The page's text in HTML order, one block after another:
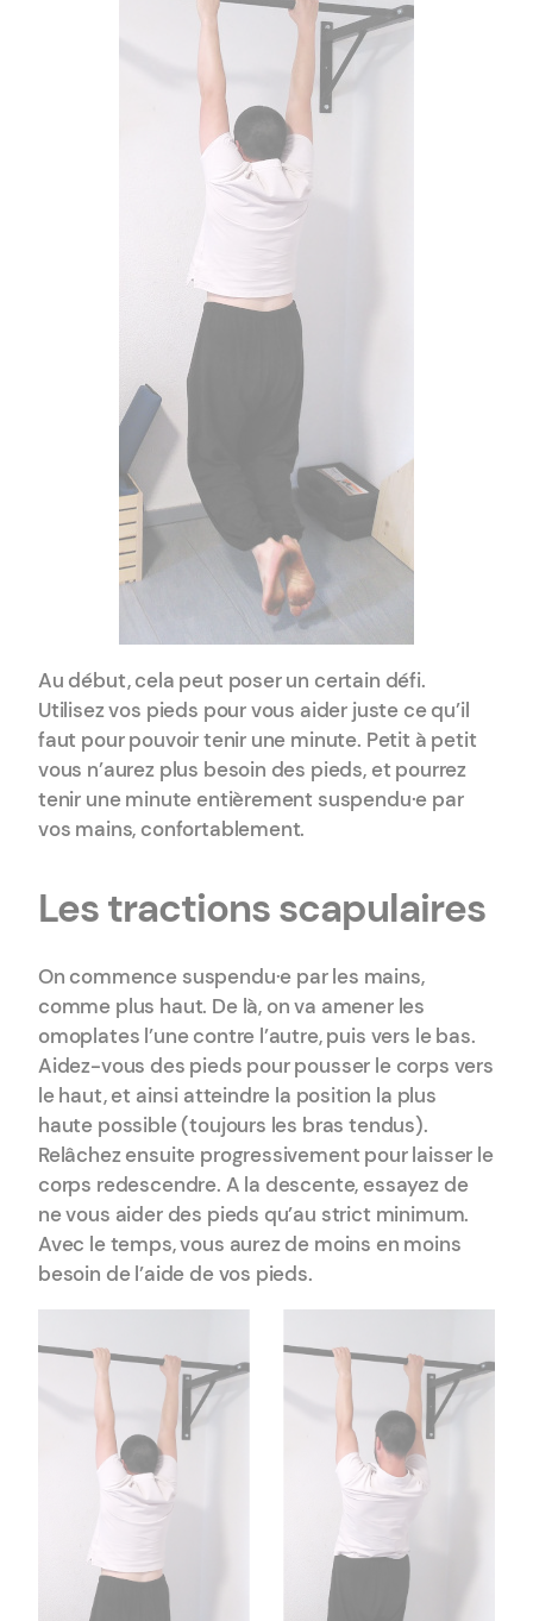
Au début, cela peut poser un certain défi.
Utilisez vos pieds pour vous aider juste ce qu’il
faut pour pouvoir tenir une minute. Petit à petit
vous n’aurez plus besoin des pieds, et pourrez
tenir une minute entièrement suspendu·e par
vos mains, confortablement.
Les tractions scapulaires
On commence suspendu·e par les mains,
comme plus haut. De là, on va amener les
omoplates l’une contre l’autre, puis vers le bas.
Aidez-vous des pieds pour pousser le corps vers
le haut, et ainsi atteindre la position la plus
haute possible (toujours les bras tendus).
Relâchez ensuite progressivement pour laisser le
corps redescendre. A la descente, essayez de
ne vous aider des pieds qu’au strict minimum.
Avec le temps, vous aurez de moins en moins
besoin de l’aide de vos pieds.